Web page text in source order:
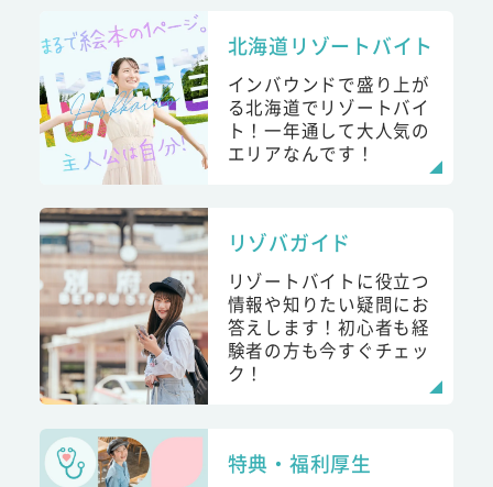
北海道リゾートバイト
インバウンドで盛り上が
る北海道でリゾートバイ
ト！一年通して大人気の
エリアなんです！
リゾバガイド
リゾートバイトに役立つ
情報や知りたい疑問にお
答えします！初心者も経
験者の方も今すぐチェッ
ク！
特典・福利厚生